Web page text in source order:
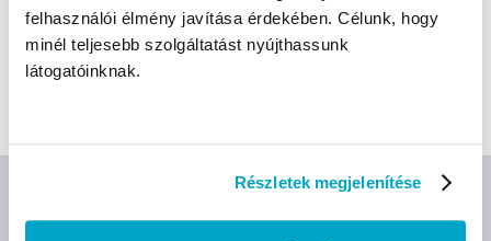
felhasználói élmény javítása érdekében. Célunk, hogy
minél teljesebb szolgáltatást nyújthassunk
látogatóinknak.
Részletek megjelenítése
Érintésmentes kézfertőtlenítő adagoló
AJÁNLOTT TERMÉKEK